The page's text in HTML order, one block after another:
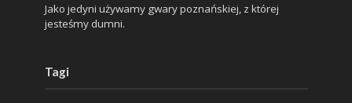
Jako jedyni używamy gwary poznańskiej, z której
jesteśmy dumni.
Tagi